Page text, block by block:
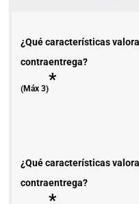
¿Qué características
contraentrega?
(Máx 3)*
¿Qué características
contraentrega?